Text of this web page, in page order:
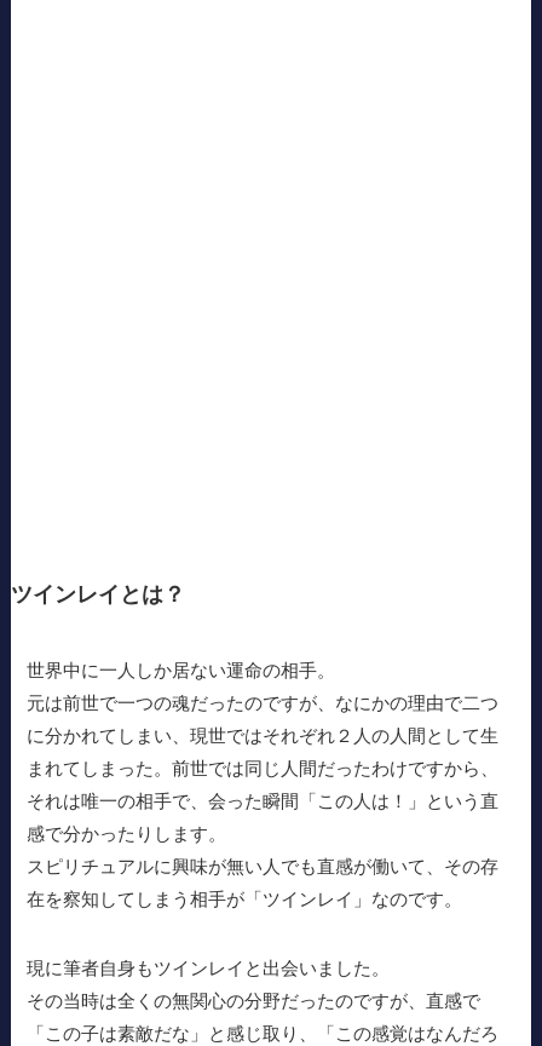
ツインレイとは？
世界中に一人しか居ない運命の相手。
元は前世で一つの魂だったのですが、なにかの理由で二つ
に分かれてしまい、現世ではそれぞれ２人の人間として生
まれてしまった。前世では同じ人間だったわけですから、
それは唯一の相手で、会った瞬間「この人は！」という直
感で分かったりします。
スピリチュアルに興味が無い人でも直感が働いて、その存
在を察知してしまう相手が「ツインレイ」なのです。
現に筆者自身もツインレイと出会いました。
その当時は全くの無関心の分野だったのですが、直感で
「この子は素敵だな」と感じ取り、「この感覚はなんだろ